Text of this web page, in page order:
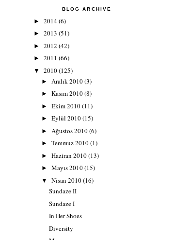
BLOG ARCHIVE
► 2014(6)
► 2013 (51)
► 2012 (42)
► 2011 (66)
▼ 2010(125)
► Aralık 2010(3)
► Kasım 2010(8)
► Ekim 2010(11)
► Eylül 2010(15)
► Ağustos 2010(6)
► Temmuz 2010(1)
► Haziran 2010(13)
► Mayıs 2010(15)
▼ Nisan 2010(16)
Sundaze II
Sundaze I
In Her Shoes
Diversity